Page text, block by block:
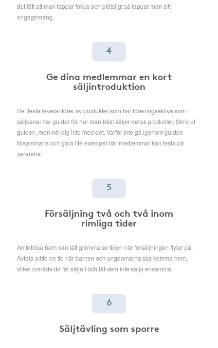
det lätt att man tappar fokus och plötsligt så tappar man sitt
engagemang.
4
Ge dina medlemmar en kort
säljintroduktion
De flesta leverantörer av produkter som har föreningsaktiva som
säljkanal har guider för hur man bäst säljer deras produkter. Skriv ut
guiden, men nöj dig inte med det. Varför inte gå igenom guiden
tillsammans och göra lite exempel där medlemmar kan testa på
varandra.
5
Försäljning två och två inom
rimliga tider
Ambitiösa barn kan lätt glömma av tiden när försäljningen flyter på.
Avtala alltid en tid när barnen och ungdomarna ska komma hem,
vilket område de får sälja i och låt dem inte sälja ensamma.
6
Säljtävling som sporre